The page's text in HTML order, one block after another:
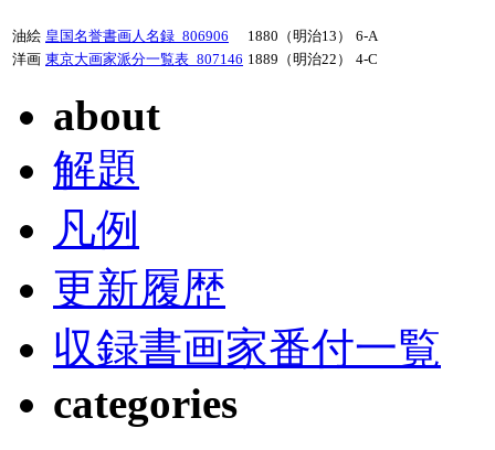
油絵 皇国名誉書画人名録_806906 1880（明治13）
6-A
洋画 東京大画家派分一覧表_807146 1889（明治22） 4-C
about
解題
凡例
更新履歴
収録書画家番付一覧
categories